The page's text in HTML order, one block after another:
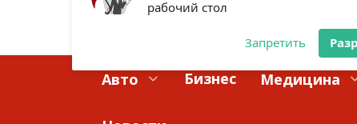
отправлять вам уведомления на
Запретить
ОСАГО
Авто Бизнес Медицина